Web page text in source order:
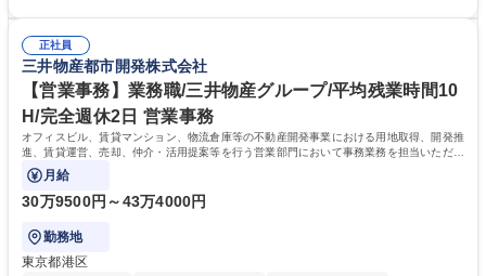
ルプロデュースしているため、商品に関わる全ての業務をサポート頂きま
す。 募集職種 東京都中央区【営業事務・貿易事務】食品商社/残業少なめ/
リモート等相談可
の強み】1991年の設立以来、外食産業を中心としたお客様の多様なニー
ズに沿った冷凍水産物等の生産・輸入・販売を一貫して手掛けています。
自社工場と海外拠点の強固な連携によるワンストップサービスが最大の強
みです。 学歴・資格 学歴：大学院 大学 語学力：英語 資格：
正社員
三井物産都市開発株式会社
【営業事務】業務職/三井物産グループ/平均残業時間10
H/完全週休2日 営業事務
オフィスビル、賃貸マンション、物流倉庫等の不動産開発事業における用地取得、開発推
進、賃貸運営、売却、仲介・活用提案等を行う営業部門において事務業務を担当いただき
ます。
月給
30万9500円～43万4000円
勤務地
東京都港区